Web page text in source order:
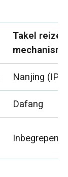
Takel
Nanjing
Dafang
Inbegrepen